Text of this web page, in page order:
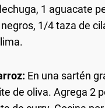
1 aguacate
1/4 taza de
En una sartén
de oliva. Agrega 2